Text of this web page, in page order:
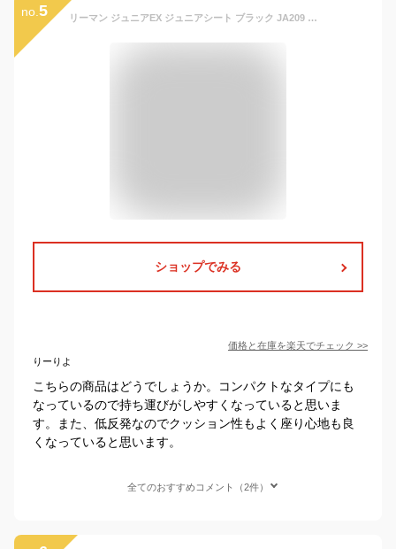
no. 5 リーマン ジュニアEX ジュニアシート ブラック JA209 キッズ用品 子供 こども 3歳から 車 車用品 カー用品 ドライブ シート イス 低反発 クッション お出かけ【送料無料】
ショップでみる
価格と在庫を楽天でチェック >>
りーりよ
こちらの商品はどうでしょうか。コンパクトなタイプにも
なっているので持ち運びがしやすくなっていると思いま
す。また、低反発なのでクッション性もよく座り心地も良
くなっていると思います。
全てのおすすめコメント（2件）